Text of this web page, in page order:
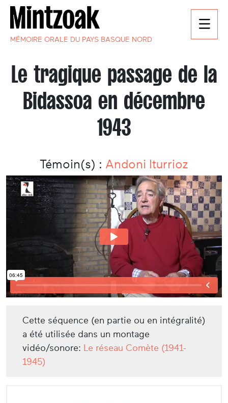
MÉMOIRE ORALE DU PAYS BASQUE NORD
Le tragique passage de la
Bidassoa en décembre
1943
Témoin(s) : Andoni Iturrioz
Cette séquence (en partie ou en intégralité)
a été utilisée dans un montage
vidéo/sonore: Le réseau Comète (1941-
1945)